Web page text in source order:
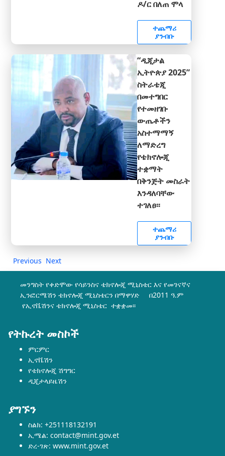
ዶ/ር በለጠ ሞላ
ተጨማሪ
ያንብቡ
“ዲጂታል
ኢትዮጵያ 2025”
ስትራቴጂ
በመተግበር
የተመዘገቡ
ውጤቶችን
አስተማማኝ
ለማድረግ
የቴክኖሎጂ
ተቋማት
በቅንጅት መስራት
እንዳለባቸው
ተገለፀ፡፡
ተጨማሪ
ያንብቡ
Previous Next
መንግስት የቀድሞው የሳይንስና ቴክኖሎጂ ሚኒስቴር እና የመገናኛና
ኢንፎርሜሽን ቴክኖሎጂ ሚኒስቴርን በማዋሃድ በ2011 ዓ.ም
የኢኖቬሽንና ቴክኖሎጂ ሚኒስቴር ተቋቋመ፡፡
የትኩረት መስኮች
ምርምር
ኢኖቬሽን
የቴክኖሎጂ ሽግግር
ዲጂታላይዜሽን
ያግኙን
ስልክ: +251118132191
ኢሜል: contact@mint.gov.et
ድረ-ገጽ: www.mint.gov.et